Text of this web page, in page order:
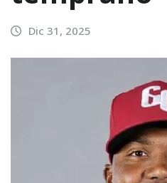
Dic 31, 2025